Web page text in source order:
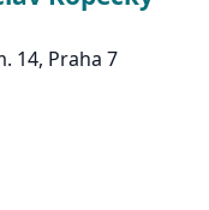
14, Praha 7